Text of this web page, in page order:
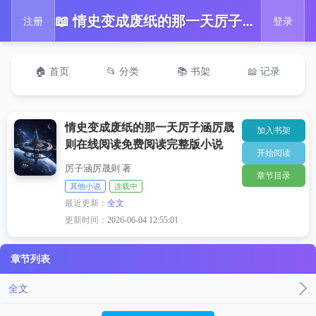
注册 📖 情史变成废纸的那一天厉子涵厉晟则在线阅读免费阅读完整版小说 登录
🏠 首页 📂 分类 📚 书架 📖 记录
情史变成废纸的那一天厉子涵厉晟
则在线阅读免费阅读完整版小说
厉子涵厉晟则 著
其他小说 连载中
最近更新：全文
更新时间：2026-06-04 12:55:01
加入书架
开始阅读
章节目录
章节列表
全文